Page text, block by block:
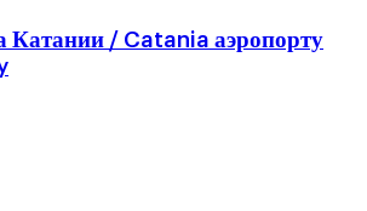
Катании / Catania аэропорту